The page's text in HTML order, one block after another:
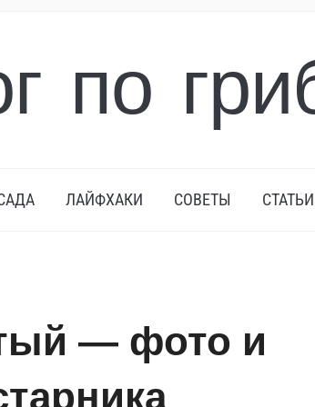
по
ЛАЙФХАКИ СОВЕТЫ СТАТЬИ
— фото и